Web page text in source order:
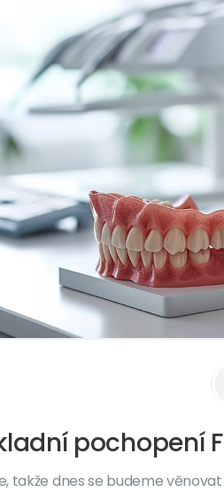
pochopení
takže dnes se budeme